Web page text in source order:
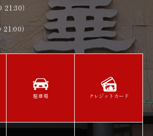
）​​​​​​​
）​​​​​​​
駐車場 クレジットカード